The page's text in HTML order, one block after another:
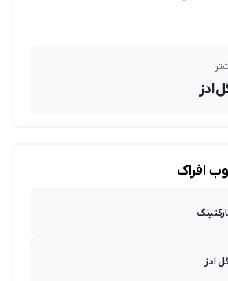
ادز
افراک
ادز